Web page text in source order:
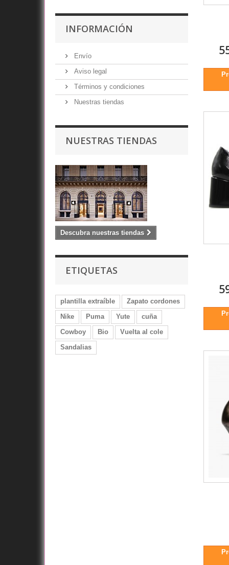
INFORMACIÓN
Envío
Aviso legal
Términos y condiciones
Nuestras tiendas
NUESTRAS TIENDAS
Descubra nuestras tiendas
ETIQUETAS
plantilla extraíble
Zapato cordones
Nike
Puma Yute
cuña
Cowboy
Bio
Vuelta al cole
Sandalias